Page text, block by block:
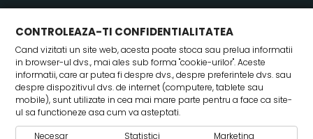
CONTROLEAZA-TI CONFIDENTIALITATEA
Cand vizitati un site web, acesta poate stoca sau prelua informatii
in browser-ul dvs., mai ales sub forma "cookie-urilor". Aceste
informatii, care ar putea fi despre dvs., despre preferintele dvs. sau
despre dispozitivul dvs. de internet (computere, tablete sau
mobile), sunt utilizate in cea mai mare parte pentru a face ca site-
ul sa functioneze asa cum va asteptati.
Necesar
Statistici
Marketing